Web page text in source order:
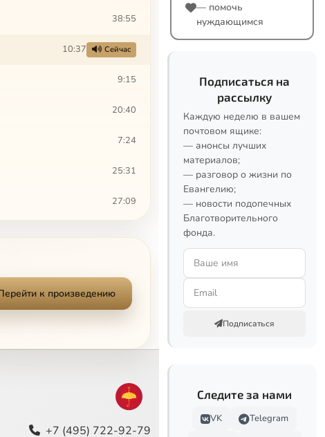
38:55
10:37 Сейчас
9:15
20:40
7:24
25:31
27:09
33:25
5:25
15:28
к произведению
+7 (495) 722-92-79
— помочь
нуждающимся
Подписаться на
рассылку
Каждую неделю в вашем
почтовом ящике:
— анонсы лучших
материалов;
— разговор о жизни по
Евангелию;
— новости подопечных
Благотворительного
фонда.
Подписаться
Следите за нами
VK
Telegram